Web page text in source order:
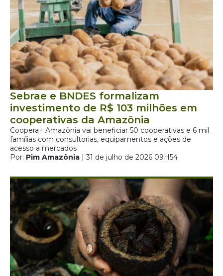
Sebrae e BNDES formalizam
investimento de R$ 103 milhões em
cooperativas da Amazônia
Coopera+ Amazônia vai beneficiar 50 cooperativas e 6 mil
famílias com consultorias, equipamentos e ações de
acesso a mercados
Por: Pim Amazônia | 31 de julho de 2026 09H54